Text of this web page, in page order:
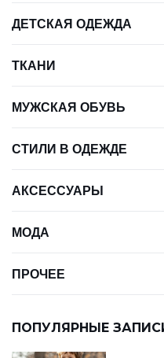
ДЕТСКАЯ ОДЕЖДА
ТКАНИ
МУЖСКАЯ ОБУВЬ
СТИЛИ В ОДЕЖДЕ
АКСЕССУАРЫ
МОДА
ПРОЧЕЕ
ПОПУЛЯРНЫЕ